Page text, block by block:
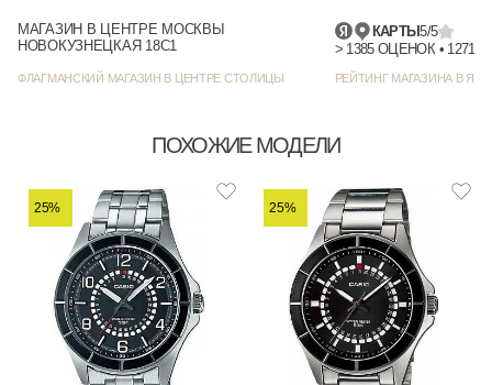
МАГАЗИН В ЦЕНТРЕ МОСКВЫ
НОВОКУЗНЕЦКАЯ 18С1
ФЛАГМАНСКИЙ МАГАЗИН В ЦЕНТРЕ СТОЛИЦЫ
КАРТЫ5/5
РЕЙТИНГ МАГАЗИНА В
ПОХОЖИЕ МОДЕЛИ
25% 25%